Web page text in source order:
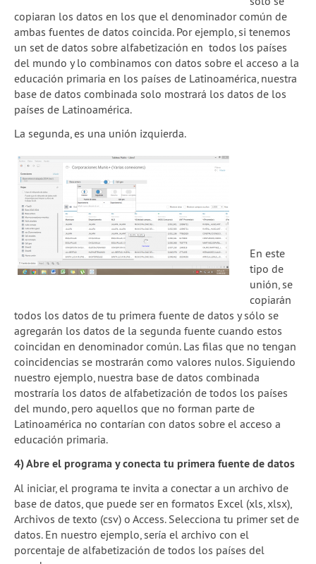
copiaran los datos en los que el denominador común de
ambas fuentes de datos coincida. Por ejemplo, si tenemos
un set de datos sobre alfabetización en todos los países
del mundo y lo combinamos con datos sobre el acceso a la
educación primaria en los países de Latinoamérica, nuestra
base de datos combinada solo mostrará los datos de los
países de Latinoamérica.
La segunda, es una unión izquierda.
En este
tipo de
unión, se
copiarán
todos los datos de tu primera fuente de datos y sólo se
agregarán los datos de la segunda fuente cuando estos
coincidan en denominador común. Las filas que no tengan
coincidencias se mostrarán como valores nulos. Siguiendo
nuestro ejemplo, nuestra base de datos combinada
mostraría los datos de alfabetización de todos los países
del mundo, pero aquellos que no forman parte de
Latinoamérica no contarían con datos sobre el acceso a
educación primaria.
4) Abre el programa y conecta tu primera fuente de datos
Al iniciar, el programa te invita a conectar a un archivo de
base de datos, que puede ser en formatos Excel (xls, xlsx),
Archivos de texto (csv) o Access. Selecciona tu primer set de
datos. En nuestro ejemplo, sería el archivo con el
porcentaje de alfabetización de todos los países del